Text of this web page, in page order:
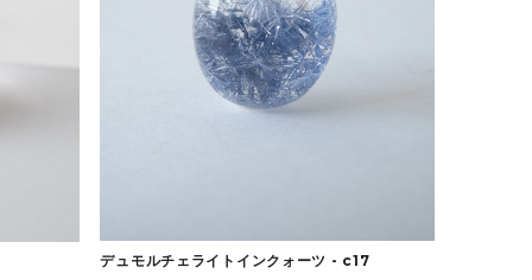
デュモルチェライトインクォーツ - c17